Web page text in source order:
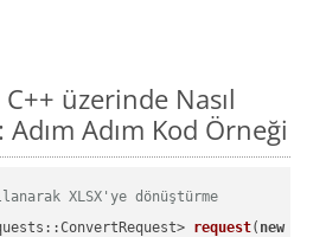
C++ üzerinde Nasıl
Adım Kod Örneği
XLSX'ye dönüştürme
request( new